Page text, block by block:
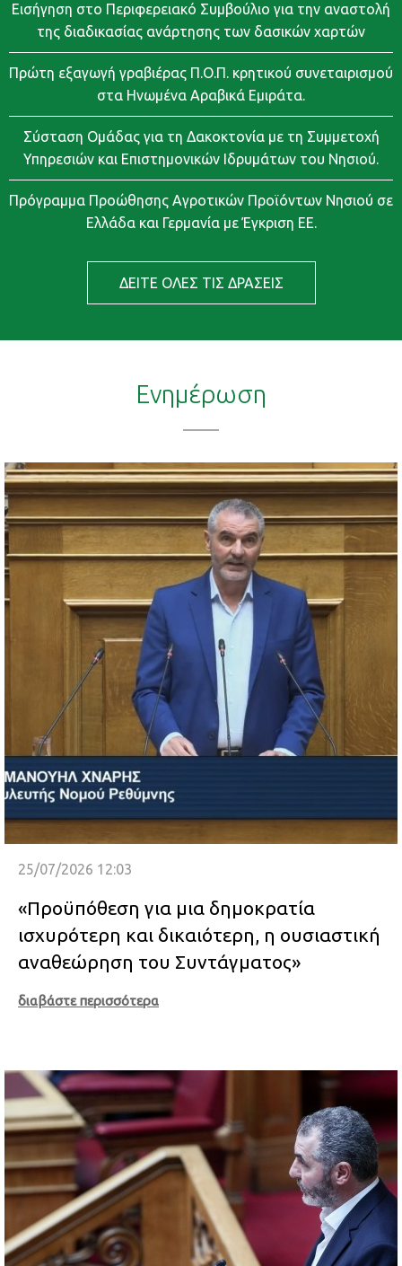
Εισήγηση στο Περιφερειακό Συμβούλιο για την αναστολή
της διαδικασίας ανάρτησης των δασικών χαρτών
Πρώτη εξαγωγή γραβιέρας Π.Ο.Π. κρητικού συνεταιρισμού
στα Ηνωμένα Αραβικά Εμιράτα.
Σύσταση Ομάδας για τη Δακοκτονία με τη Συμμετοχή
Υπηρεσιών και Επιστημονικών Ιδρυμάτων του Νησιού.
Πρόγραμμα Προώθησης Αγροτικών Προϊόντων Νησιού σε
Ελλάδα και Γερμανία με Έγκριση ΕΕ.
ΔΕΙΤΕ ΟΛΕΣ ΤΙΣ ΔΡΑΣΕΙΣ
Ενημέρωση
25/07/2026 12:03
«Προϋπόθεση για μια δημοκρατία
ισχυρότερη και δικαιότερη, η ουσιαστική
αναθεώρηση του Συντάγματος»
διαβάστε περισσότερα